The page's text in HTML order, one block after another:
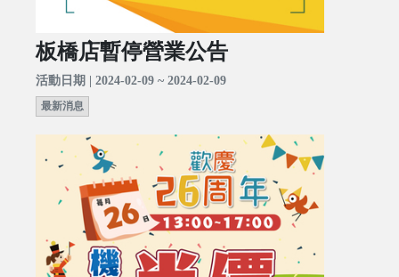
板橋店暫停營業公告
活動日期 | 2024-02-09 ~ 2024-02-09
最新消息